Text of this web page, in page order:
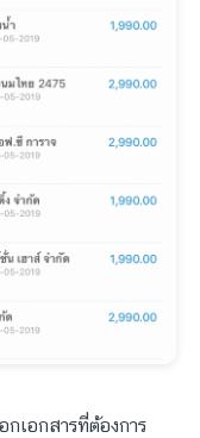
เอกสารที่ต้องการ